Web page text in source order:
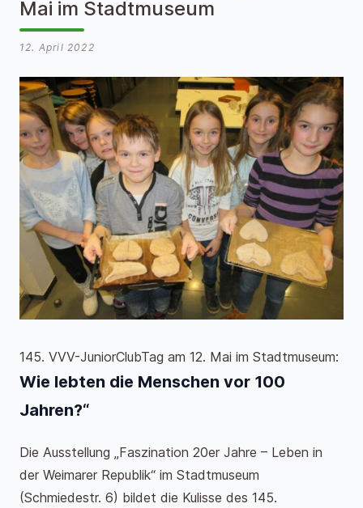
Mai im Stadtmuseum
12. April 2022
145. VVV-JuniorClubTag am 12. Mai im Stadtmuseum:
Wie lebten die Menschen vor 100
Jahren?“
Die Ausstellung „Faszination 20er Jahre – Leben in
der Weimarer Republik“ im Stadtmuseum
(Schmiedestr. 6) bildet die Kulisse des 145.